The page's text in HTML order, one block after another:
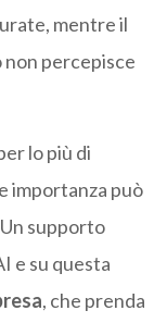
mentre il
non percepisce
lo più di
importanza può
supporto
e su questa
, che prenda